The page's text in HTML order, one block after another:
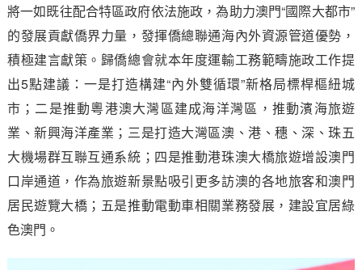
將一如既往配合特區政府依法施政，為助力澳門“國際大都市”
的發展貢獻僑界力量，發揮僑總聯通海內外資源管道優勢，
積極建言獻策。歸僑總會就本年度運輸工務範疇施政工作提
出5點建議：一是打造構建“內外雙循環”新格局標桿樞紐城
市；二是推動粵港澳大灣區建成海洋灣區，推動濱海旅遊
業、新興海洋產業；三是打造大灣區澳、港、穗、深、珠五
大機場群互聯互通系統；四是推動港珠澳大橋旅遊增設澳門
口岸通道，作為旅遊新景點吸引更多訪澳的各地旅客和澳門
居民遊覽大橋；五是推動電動車相關業務發展，建設宜居綠
色澳門。